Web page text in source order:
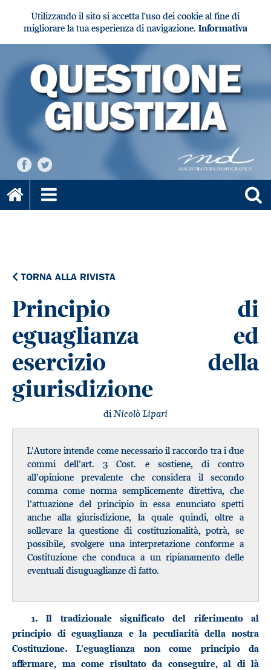
Utilizzando il sito si accetta l'uso dei cookie al fine di
migliorare la tua esperienza di navigazione. Informativa
TORNA ALLA RIVISTA
Principio di
eguaglianza ed
esercizio della
giurisdizione
diNicolò Lipari
L’Autore intende come necessario il raccordo tra i due
commi dell’art. 3 Cost. e sostiene, di contro
all’opinione prevalente che considera il secondo
comma come norma semplicemente direttiva, che
l’attuazione del principio in essa enunciato spetti
anche alla giurisdizione, la quale quindi, oltre a
sollevare la questione di costituzionalità, potrà, se
possibile, svolgere una interpretazione conforme a
Costituzione che conduca a un ripianamento delle
eventuali disuguaglianze di fatto.
1. Il tradizionale significato del riferimento al
principio di eguaglianza e la peculiarità della nostra
Costituzione. L’eguaglianza non come principio da
affermare, ma come risultato da conseguire, al di là